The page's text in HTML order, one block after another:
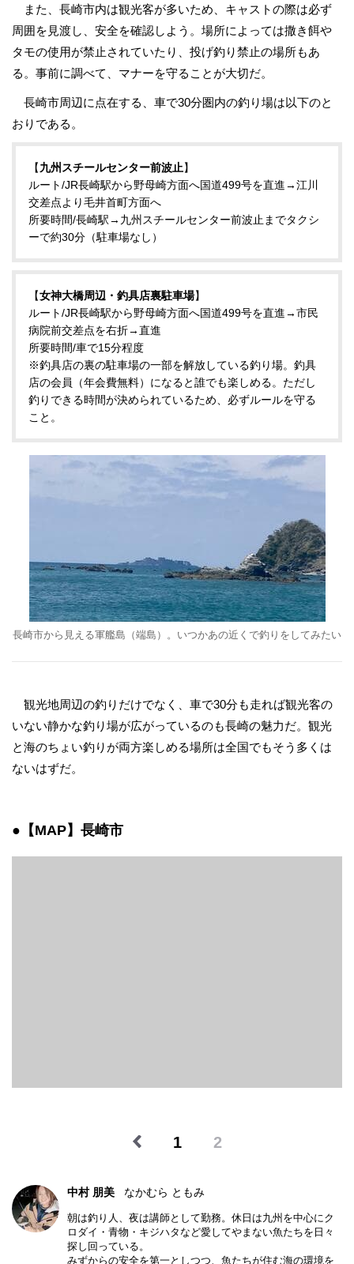
また、長崎市内は観光客が多いため、キャストの際は必ず
周囲を見渡し、安全を確認しよう。場所によっては撒き餌や
タモの使用が禁止されていたり、投げ釣り禁止の場所もあ
る。事前に調べて、マナーを守ることが大切だ。
長崎市周辺に点在する、車で30分圏内の釣り場は以下のと
おりである。
【九州スチールセンター前波止】
ルート/JR長崎駅から野母崎方面へ国道499号を直進→江川
交差点より毛井首町方面へ
所要時間/長崎駅→九州スチールセンター前波止までタクシ
ーで約30分（駐車場なし）
【女神大橋周辺・釣具店裏駐車場】
ルート/JR長崎駅から野母崎方面へ国道499号を直進→市民
病院前交差点を右折→直進
所要時間/車で15分程度
※釣具店の裏の駐車場の一部を解放している釣り場。釣具
店の会員（年会費無料）になると誰でも楽しめる。ただし
釣りできる時間が決められているため、必ずルールを守る
こと。
長崎市から見える軍艦島（端島）。いつかあの近くで釣りをしてみたい
観光地周辺の釣りだけでなく、車で30分も走れば観光客の
いない静かな釣り場が広がっているのも長崎の魅力だ。観光
と海のちょい釣りが両方楽しめる場所は全国でもそう多くは
ないはずだ。
●【MAP】長崎市
1 2
中村 朋美 なかむら ともみ
朝は釣り人、夜は講師として勤務。休日は九州を中心にク
ロダイ・青物・キジハタなど愛してやまない魚たちを日々
探し回っている。
みずからの安全を第一としつつ、魚たちが住む海の環境を